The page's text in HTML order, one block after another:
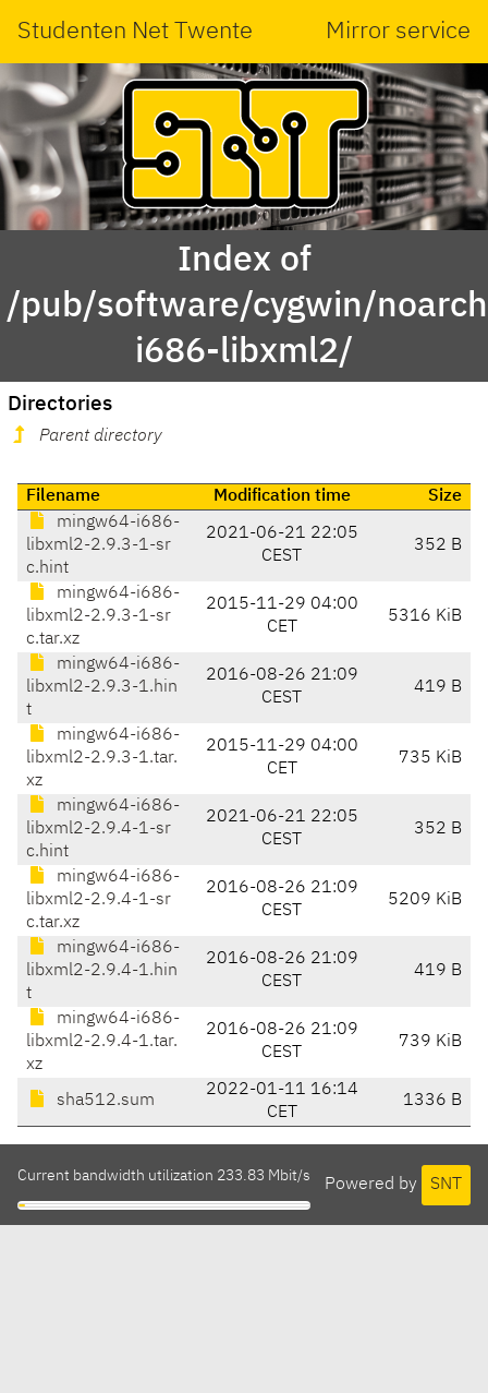
Studenten Net Twente Mirror service
Index of
/pub/software/cygwin/
i686-libxml2/
Directories
Parent directory
Filename Modification time
Size
mingw64-i686-
libxml2-2.9.3-1-sr
c.hint
2021-06-21 22:05
CEST
352 B
mingw64-i686-
libxml2-2.9.3-1-sr
c.tar.xz
2015-11-29 04:00
CET
5316 KiB
mingw64-i686-
libxml2-2.9.3-1.hin
t
2016-08-26 21:09
CEST
419 B
mingw64-i686-
libxml2-2.9.3-1.tar.
xz
2015-11-29 04:00
CET
735 KiB
mingw64-i686-
libxml2-2.9.4-1-sr
c.hint
2021-06-21 22:05
CEST
352 B
mingw64-i686-
libxml2-2.9.4-1-sr
c.tar.xz
2016-08-26 21:09
CEST
5209 KiB
mingw64-i686-
libxml2-2.9.4-1.hin
t
2016-08-26 21:09
CEST
419 B
mingw64-i686-
libxml2-2.9.4-1.tar.
xz
2016-08-26 21:09
CEST
739 KiB
sha512.sum
2022-01-11 16:14
CET
1336 B
Powered by SNT
Current bandwidth utilization 233.83 Mbit/s